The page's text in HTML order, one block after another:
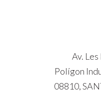
Av.
Polígon
08810,